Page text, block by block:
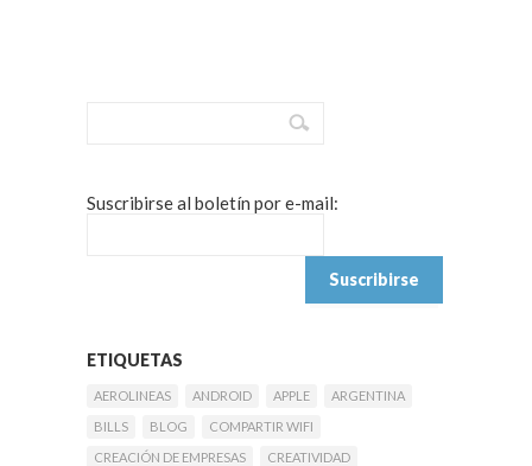
Suscribirse al boletín por e-mail:
ETIQUETAS
AEROLINEAS ANDROID APPLE
ARGENTINA
BILLS
BLOG
COMPARTIR WIFI
CREACIÓN DE EMPRESAS
CREATIVIDAD